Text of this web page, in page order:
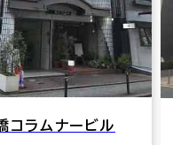
ビル